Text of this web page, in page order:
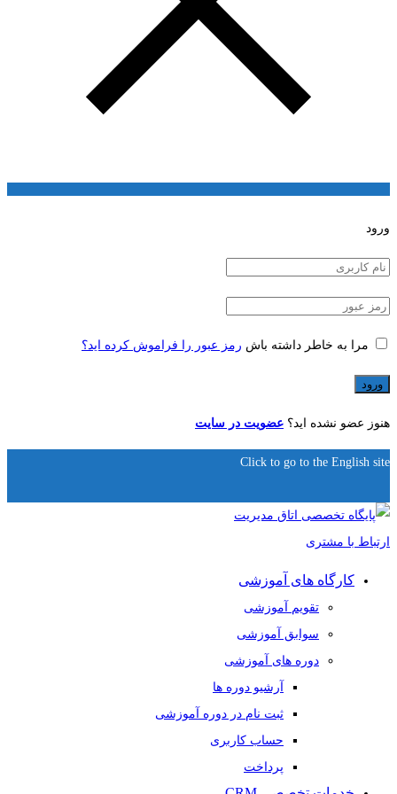
ورود
مرا به خاطر داشته باش رمز عبور را فراموش کرده اید؟
هنوز عضو نشده اید؟ عضویت در سایت
Click to go to the English site
کارگاه های آموزشی
تقویم آموزشی
سوابق آموزشی
دوره های آموزشی
آرشیو دوره ها
ثبت نام در دوره آموزشی
حساب کاربری
پرداخت